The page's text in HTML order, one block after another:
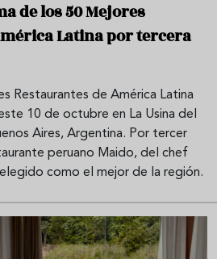
de los 50 Mejores
Latina por tercera
Restaurantes de América Latina
10 de octubre en La Usina del
Aires, Argentina. Por tercer
peruano Maido, del chef
como el mejor de la región.